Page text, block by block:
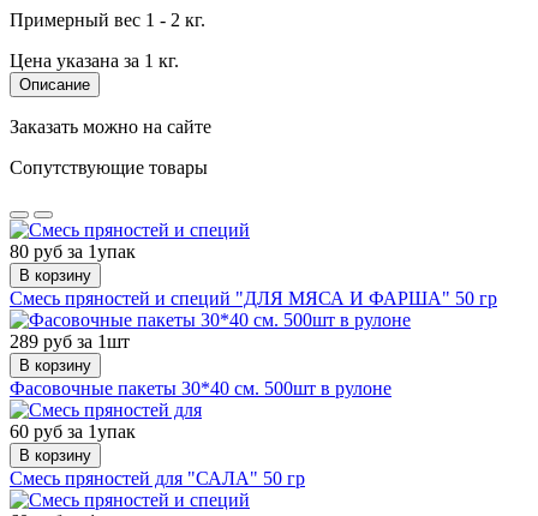
Примерный вес 1 - 2 кг.
Цена указана за 1 кг.
Описание
Заказать можно на сайте
Сопутствующие товары
80 руб за 1упак
В корзину
Смесь пряностей и специй "ДЛЯ МЯСА И ФАРША" 50 гр
289 руб за 1шт
В корзину
Фасовочные пакеты 30*40 см. 500шт в рулоне
60 руб за 1упак
В корзину
Смесь пряностей для "САЛА" 50 гр